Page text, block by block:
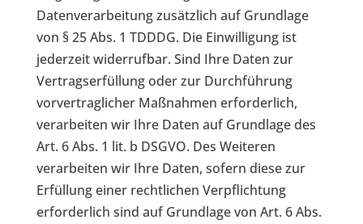
Datenverarbeitung zusätzlich auf Grundlage
von § 25 Abs. 1 TDDDG. Die Einwilligung ist
jederzeit widerrufbar. Sind Ihre Daten zur
Vertragserfüllung oder zur Durchführung
vorvertraglicher Maßnahmen erforderlich,
verarbeiten wir Ihre Daten auf Grundlage des
Art. 6 Abs. 1 lit. b DSGVO. Des Weiteren
verarbeiten wir Ihre Daten, sofern diese zur
Erfüllung einer rechtlichen Verpflichtung
erforderlich sind auf Grundlage von Art. 6 Abs.